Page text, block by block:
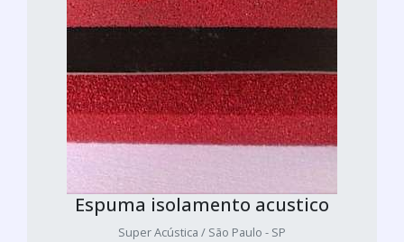
Espuma isolamento acustico
Super Acústica / São Paulo - SP